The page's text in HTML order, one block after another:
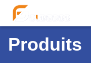
Produits